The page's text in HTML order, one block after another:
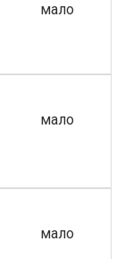
мало
мало
мало